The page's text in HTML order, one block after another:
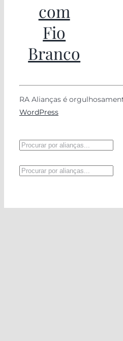
com
Fio
Branco
RA Alianças é
WordPress
Pesquisar
Pesquisar